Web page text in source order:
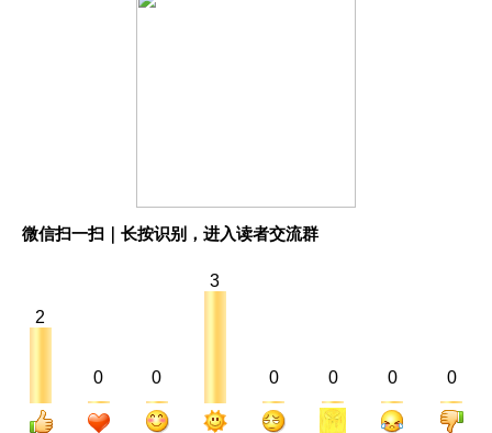
微信扫一扫｜长按识别，进入读者交流群
2
0 0
3
0 0 0 0